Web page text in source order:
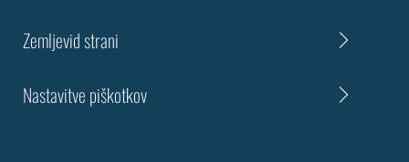
Zemljevid strani
Nastavitve piškotkov